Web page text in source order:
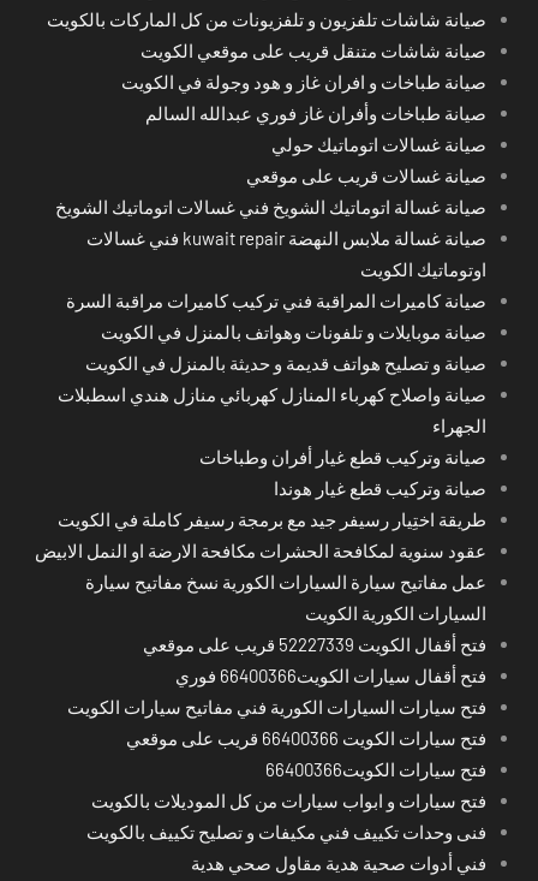
صيانة شاشات تلفزيون و تلفزيونات من كل الماركات بالكويت
صيانة شاشات متنقل قريب على موقعي الكويت
صيانة طباخات و افران غاز و هود وجولة في الكويت
صيانة طباخات وأفران غاز فوري عبدالله السالم
صيانة غسالات اتوماتيك حولي
صيانة غسالات قريب على موقعي
صيانة غسالة اتوماتيك الشويخ فني غسالات اتوماتيك الشويخ
صيانة غسالة ملابس النهضة kuwait repair فني غسالات
اوتوماتيك الكويت
صيانة كاميرات المراقبة فني تركيب كاميرات مراقبة السرة
صيانة موبايلات و تلفونات وهواتف بالمنزل في الكويت
صيانة و تصليح هواتف قديمة و حديثة بالمنزل في الكويت
صيانة واصلاح كهرباء المنازل كهربائي منازل هندي اسطبلات
الجهراء
صيانة وتركيب قطع غيار أفران وطباخات
صيانة وتركيب قطع غيار هوندا
طريقة اختِيار رسيفر جيد مع برمجة رسيفر كاملة في الكويت
عقود سنوية لمكافحة الحشرات مكافحة الارضة او النمل الابيض
عمل مفاتيح سيارة السيارات الكورية نسخ مفاتيح سيارة
السيارات الكورية الكويت
فتح أقفال الكويت 52227339 قريب على موقعي
فتح أقفال سيارات الكويت66400366 فوري
فتح سيارات السيارات الكورية فني مفاتيح سيارات الكويت
فتح سيارات الكويت 66400366 قريب على موقعي
فتح سيارات الكويت66400366
فتح سيارات و ابواب سيارات من كل الموديلات بالكويت
فنى وحدات تكييف فني مكيفات و تصليح تكييف بالكويت
فني أدوات صحية هدية مقاول صحي هدية